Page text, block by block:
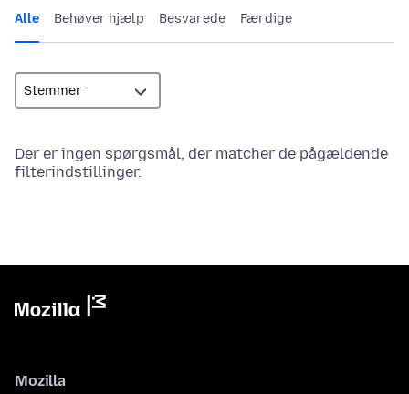
Alle Behøver hjælp Besvarede Færdige
Der er ingen spørgsmål, der matcher de pågældende
filterindstillinger.
Mozilla